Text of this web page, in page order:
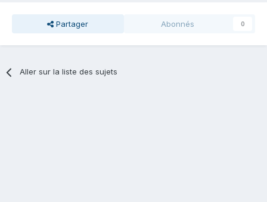
Partager Abonnés 0
Aller sur la liste des sujets